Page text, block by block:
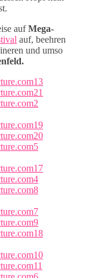
aufMega-
auf, beehren
und umso